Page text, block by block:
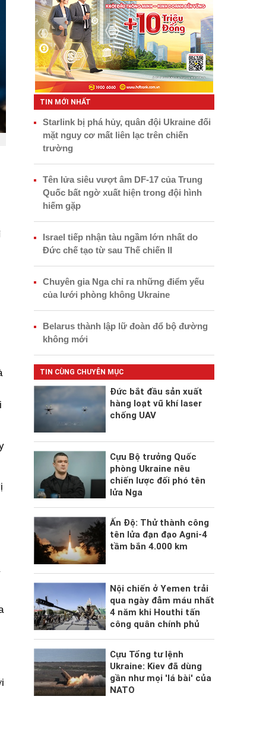
TIN MỚI NHẤT
Starlink bị phá hủy, quân đội Ukraine đối
mặt nguy cơ mất liên lạc trên chiến
trường
Tên lửa siêu vượt âm DF-17 của Trung
Quốc bất ngờ xuất hiện trong đội hình
hiếm gặp
Israel tiếp nhận tàu ngầm lớn nhất do
Đức chế tạo từ sau Thế chiến II
Chuyên gia Nga chỉ ra những điểm yếu
của lưới phòng không Ukraine
Belarus thành lập lữ đoàn đổ bộ đường
không mới
TIN CÙNG CHUYÊN MỤC
Đức bắt đầu sản xuất
hàng loạt vũ khí laser
chống UAV
Cựu Bộ trưởng Quốc
phòng Ukraine nêu
chiến lược đối phó tên
lửa Nga
Ấn Độ: Thử thành công
tên lửa đạn đạo Agni-4
tầm bắn 4.000 km
Nội chiến ở Yemen trải
qua ngày đẫm máu nhất
4 năm khi Houthi tấn
công quân chính phủ
Cựu Tổng tư lệnh
Ukraine: Kiev đã dùng
gần như mọi 'lá bài' của
NATO